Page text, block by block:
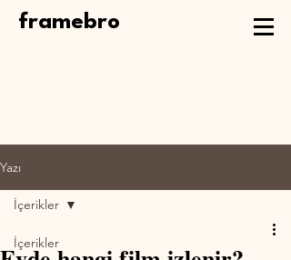
framebro
Yazı
İçerikler
İçerikler